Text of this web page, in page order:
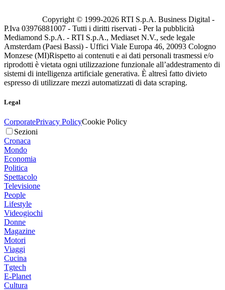
Copyright © 1999-2026 RTI S.p.A. Business Digital -
P.Iva 03976881007 - Tutti i diritti riservati - Per la pubblicità
Mediamond S.p.A. - RTI S.p.A., Mediaset N.V., sede legale
Amsterdam (Paesi Bassi) - Uffici Viale Europa 46, 20093 Cologno
Monzese (MI)Rispetto ai contenuti e ai dati personali trasmessi e/o
riprodotti è vietata ogni utilizzazione funzionale all’addestramento di
sistemi di intelligenza artificiale generativa. È altresì fatto divieto
espresso di utilizzare mezzi automatizzati di data scraping.
Legal
CorporatePrivacy PolicyCookie Policy
Sezioni
Cronaca
Mondo
Economia
Politica
Spettacolo
Televisione
People
Lifestyle
Videogiochi
Donne
Magazine
Motori
Viaggi
Cucina
Tgtech
E-Planet
Cultura